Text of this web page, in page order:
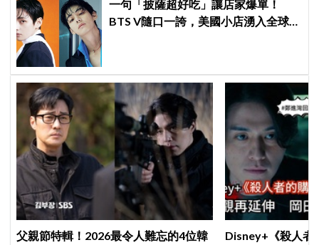
一句「披薩超好吃」讓店家爆單！
BTS V隨口一誇，美國小店湧入全球
父親節特輯！2026最令人難忘的4位韓
Disney+《殺人者